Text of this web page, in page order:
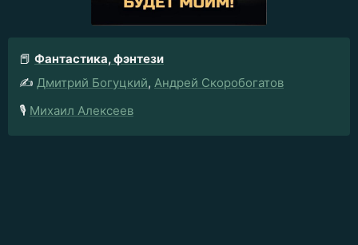
📕 Фантастика, фэнтези
✍️ Дмитрий Богуцкий, Андрей Скоробогатов
🎙️ Михаил Алексеев